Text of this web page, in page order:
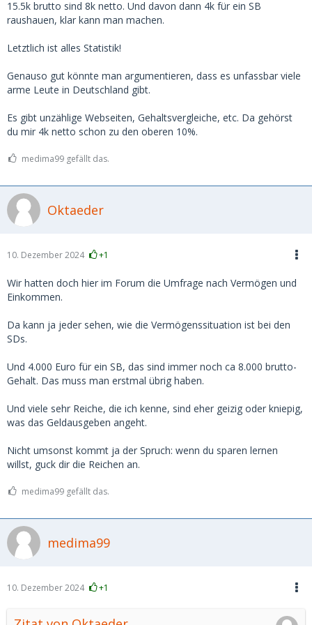
die Augen geöffnet.
https://www.sparkasse.de/pk/ra…naere-in-deutschland.html
Selbst wenn die Hälfte davon nur auf dem Papier Millionär
sind weil die ne abgezahlte Hütte in München oder
Vermögen über 1 Million zum investieren.
viel verdienen. Und es gibt (für mich unerwartet) einfach
mehr oder weniger nicht mal merken.
Daher glaube ich schon, dass es genug Kerle gibt, die, wenn
Für mich persönlich ist das nix, zum einen weil 4k für mich
wiederhole, Frauen die so hohe Vorstellungen haben, tun es
i.d.R. nur fürs Geld und dann ist der Sex meist mies. Sprich,
übersteigt, steigt zwar der Preis, aber die "Leistung" steigt
nicht mehr mit.
15.5k brutto sind 8k netto. Und davon dann 4k für ein SB
raushauen, klar kann man machen.
Letztlich ist alles Statistik!
Genauso gut könnte man argumentieren, dass es unfassbar viele
arme Leute in Deutschland gibt.
Es gibt unzählige Webseiten, Gehaltsvergleiche, etc. Da gehörst
du mir 4k netto schon zu den oberen 10%.
medima99 gefällt das.
Oktaeder
10. Dezember 2024 +1
Wir hatten doch hier im Forum die Umfrage nach Vermögen und
Einkommen.
Da kann ja jeder sehen, wie die Vermögenssituation ist bei den
SDs.
Und 4.000 Euro für ein SB, das sind immer noch ca 8.000 brutto-
Gehalt. Das muss man erstmal übrig haben.
Und viele sehr Reiche, die ich kenne, sind eher geizig oder kniepig,
was das Geldausgeben angeht.
Nicht umsonst kommt ja der Spruch: wenn du sparen lernen
willst, guck dir die Reichen an.
medima99 gefällt das.
medima99
10. Dezember 2024 +1